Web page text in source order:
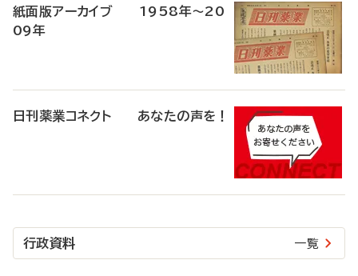
紙面版アーカイブ 1958年～20
09年
日刊薬業コネクト あなたの声を！
行政資料 一覧